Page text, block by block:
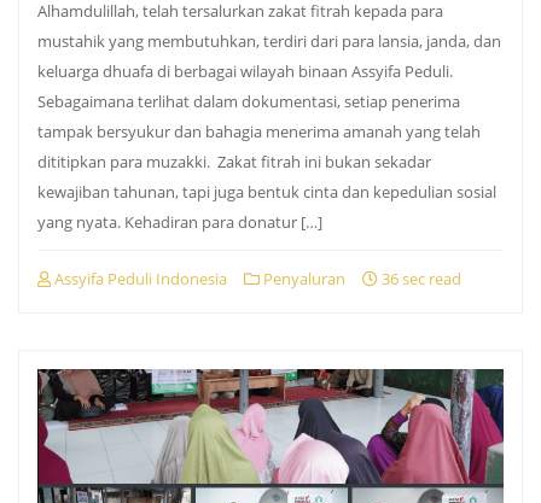
Alhamdulillah, telah tersalurkan zakat fitrah kepada para
mustahik yang membutuhkan, terdiri dari para lansia, janda, dan
keluarga dhuafa di berbagai wilayah binaan Assyifa Peduli.
Sebagaimana terlihat dalam dokumentasi, setiap penerima
tampak bersyukur dan bahagia menerima amanah yang telah
dititipkan para muzakki. Zakat fitrah ini bukan sekadar
kewajiban tahunan, tapi juga bentuk cinta dan kepedulian sosial
yang nyata. Kehadiran para donatur […]
Assyifa Peduli Indonesia Penyaluran 36 sec read